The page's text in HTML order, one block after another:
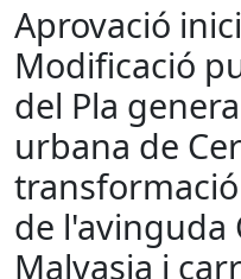
Aprovació
Modificació
del Pla
urbana de
de l'avinguda
Malvasia i